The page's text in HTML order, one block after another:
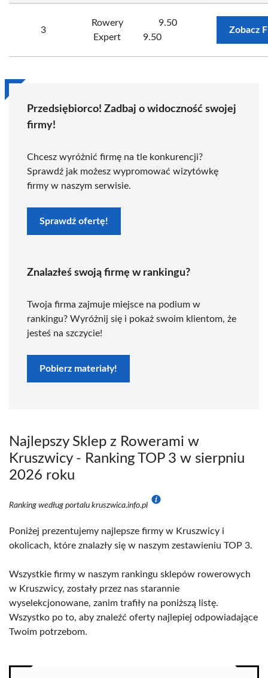
3
Rowery
Expert
9.50
9.50
Zobacz
Przedsiębiorco! Zadbaj o widoczność swojej
firmy!
Chcesz wyróżnić firmę na tle konkurencji?
Sprawdź jak możesz wypromować wizytówkę
firmy w naszym serwisie.
Sprawdź ofertę!
Znalazłeś swoją firmę w rankingu?
Twoja firma zajmuje miejsce na podium w
rankingu? Wyróżnij się i pokaż swoim klientom, że
jesteś na szczycie!
Pobierz materiały!
Najlepszy Sklep z Rowerami w
Kruszwicy - Ranking TOP 3 w sierpniu
2026 roku
Ranking według portalu kruszwica.info.pl
Poniżej prezentujemy najlepsze firmy w Kruszwicy i
okolicach, które znalazły się w naszym zestawieniu TOP 3.
Wszystkie firmy w naszym rankingu sklepów rowerowych
w Kruszwicy, zostały przez nas starannie
wyselekcjonowane, zanim trafiły na poniższą listę.
Wszystko po to, aby znaleźć oferty najlepiej odpowiadające
Twoim potrzebom.